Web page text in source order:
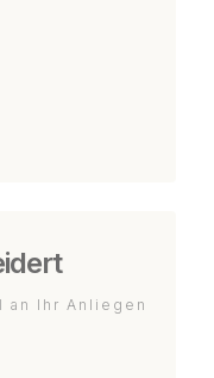
Ihr Anliegen